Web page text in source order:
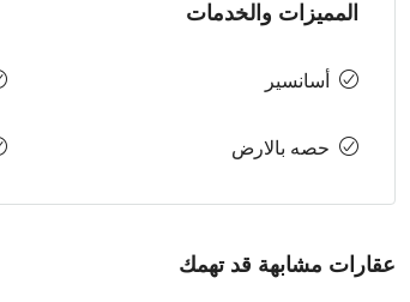
المميزات والخدمات
أسانسير
حصه بالارض
عقارات مشابهة قد تهمك